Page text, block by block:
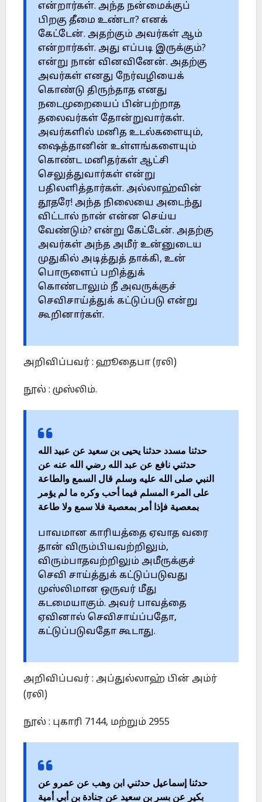
என்றார்கள். அந்த நன்மைக்குப்
பிறகு தீமை உண்டா? எனக்
கேட்டேன். அதற்கும் அவர்கள் ஆம்
என்றார்கள். அது எப்படி இருக்கும்?
என்று நான் வினவினேன். அதற்கு
அவர்கள் எனது நேர்வழியைக்
கொண்டு திருந்தாத எனது
நடைமுறையைப் பின்பற்றாத
தலைவர்கள் தோன்றுவார்கள்.
அவர்களில் மனித உடல்களையும்,
ஷைத்தானின் உள்ளங்களையும்
கொண்ட மனிதர்கள் ஆட்சி
செலுத்துவார்கள் என்று
பதிலளித்தார்கள். அல்லாஹ்வின்
தூதரே! அந்த நிலையை அடைந்து
விட்டால் நான் என்ன செய்ய
வேண்டும்? என்று கேட்டேன். அதற்கு
அவர்கள் அந்த அமீர் உன்னுடைய
முதுகில் அடித்துத் தாக்கி, உன்
பொருளைப் பறித்துக்
கொண்டாலும் நீ அவருக்குச்
செவிசாய்த்துக் கட்டுப்படு என்று
கூறினார்கள்.
அறிவிப்பவர் : ஹூதைபா (ரலி)
நூல் : முஸ்லிம்.
حدثنا مسدد حدثنا يحيى بن سعيد عن عبيد الله
حدثني نافع عن عبد الله رضي الله عنه عن
النبي صلى الله عليه وسلم قال السمع والطاعة
على المرء المسلم فيما أحب وكره ما لم يؤمر
بمعصية فإذا أمر بمعصية فلا سمع ولا طاعة
பாவமான காரியத்தை ஏவாத வரை
தான் விரும்பியவற்றிலும்,
விரும்பாதவற்றிலும் அமீருக்குச்
செவி சாய்த்துக் கட்டுப்படுவது
முஸ்லிமான ஒருவர் மீது
கடமையாகும். அவர் பாவத்தை
ஏவினால் செவிசாய்ப்பதோ,
கட்டுப்படுவதோ கூடாது.
அறிவிப்பவர் : அப்துல்லாஹ் பின் அம்ர்
(ரலி)
நூல் : புகாரி 7144, மற்றும் 2955
حدثنا إسماعيل حدثني ابن وهب عن عمرو عن
بكير عن بسر بن سعيد عن جنادة بن أبي أمية